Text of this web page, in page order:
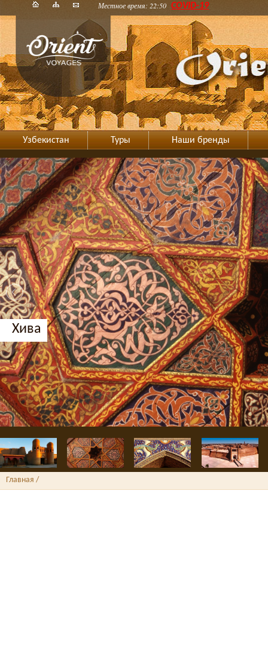
Местное время: 22:50 COVID-19
Узбекистан Туры Наши бренды
Хива
Главная /